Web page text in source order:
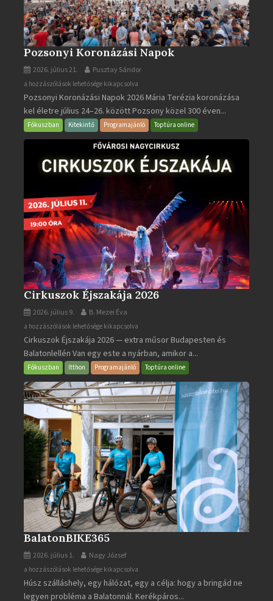
Pozsonyi Koronázási Napok
2026. július 21. Pusztay Sándor
Pozsonyi
Koronázási
Napok
bejegyzéshez
a hozzászólások lehetősége kikapcsolva
Pozsonyi Koronázási Napok 2026 Mária Terézia koronázása
kel életre július 24–26. között Pozsony közel 300 éven...
Fókuszban Kitekintő Programajánló Toptúra online
Cirkuszok Éjszakája 2026
2026. július 9. B. Mezei Éva
Cirkuszok
Éjszakája
2026
bejegyzéshez
a hozzászólások lehetősége kikapcsolva
Cirkuszok Éjszakája 2026 — extra műsor Budapesten és
Balatonlellén Van egy este a nyárban, amikor a...
Fókuszban Itthon Programajánló Toptúra online
BalatonBIKE365
2026. július 1. Nagy József
BalatonBIKE365
bejegyzéshez
a hozzászólások lehetősége kikapcsolva
Húsz szálláshely, egy hálózat, egy a célja: hogy a bringád ne
legyen probléma a Balatonnál. Kerékpáros...